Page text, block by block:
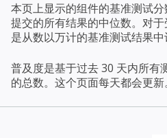
本页上显示的组件的基准测试
提交的所有结果的中位数。对
是从数以万计的基准测试结果中
普及度是基于过去 30 天内所有
的总数。这个页面每天都会更新。